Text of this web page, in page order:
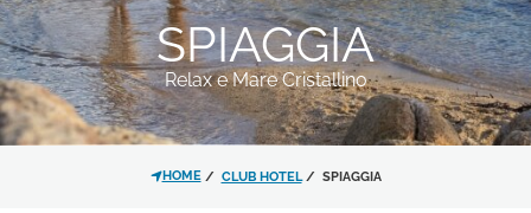
TELEFONO*
MESSAGGIO*
L'HOTEL
CAMERE E SUITE
RISTORANTI E BAR
SPIAGGIA
Relax e Mare Cristallino
HOME CLUB HOTEL SPIAGGIA